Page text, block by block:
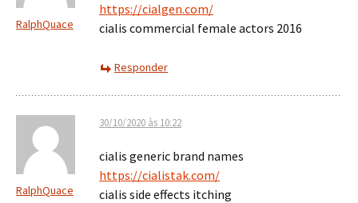
RalphQuace
https://cialgen.com/
cialis commercial female actors 2016
Responder
RalphQuace
30/10/2020 às 10:22
cialis generic brand names
https://cialistak.com/
cialis side effects itching